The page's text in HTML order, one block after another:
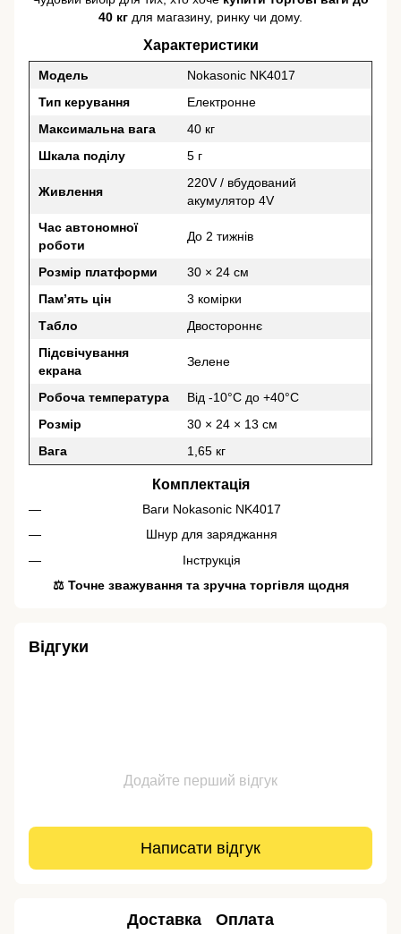
40 кг для магазину, ринку чи дому.
Характеристики
Модель
Nokasonic NK4017
Тип керування
Електронне
Максимальна вага
40 кг
Шкала поділу
5 г
Живлення
220V / вбудований
акумулятор 4V
Час автономної
роботи
До 2 тижнів
Розмір платформи
30 × 24 см
Пам’ять цін
3 комірки
Табло
Двостороннє
Підсвічування
екрана
Зелене
Робоча температура
Від -10°C до +40°C
Розмір
30 × 24 × 13 см
Вага
1,65 кг
Комплектація
Ваги Nokasonic NK4017
Шнур для заряджання
Інструкція
⚖️ Точне зважування та зручна торгівля щодня
Відгуки
Додайте перший відгук
Написати відгук
Доставка Оплата